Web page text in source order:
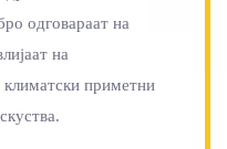
одговараат на
на
приметни